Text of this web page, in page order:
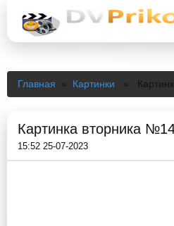
Главная » Картинки »
Картинка вторника
15:52 25-07-2023